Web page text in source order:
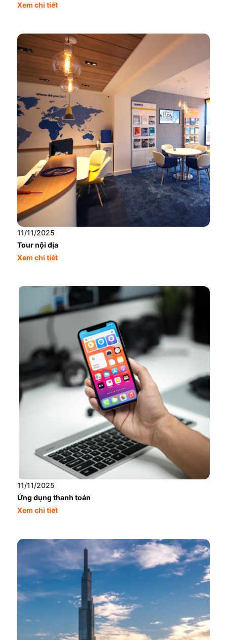
Xem chi tiết
11/11/2025
Tour nội địa
Xem chi tiết
11/11/2025
Ứng dụng thanh toán
Xem chi tiết